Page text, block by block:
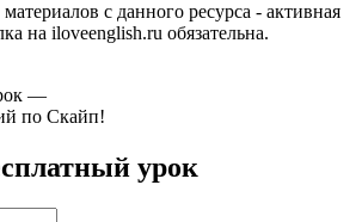
с данного ресурса - активная
на iloveenglish.ru обязательна.
—
по Скайп!
урок